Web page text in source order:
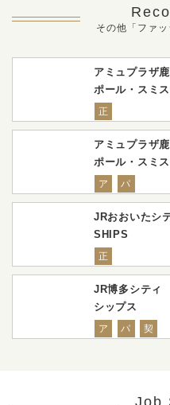
その他「ファ
アミュプラザ
ポール・スミス
正
アミュプラザ
ポール・スミス
ア パ
JRおおいたシ
SHIPS
正
JR博多シティ
シップス
ア パ 契